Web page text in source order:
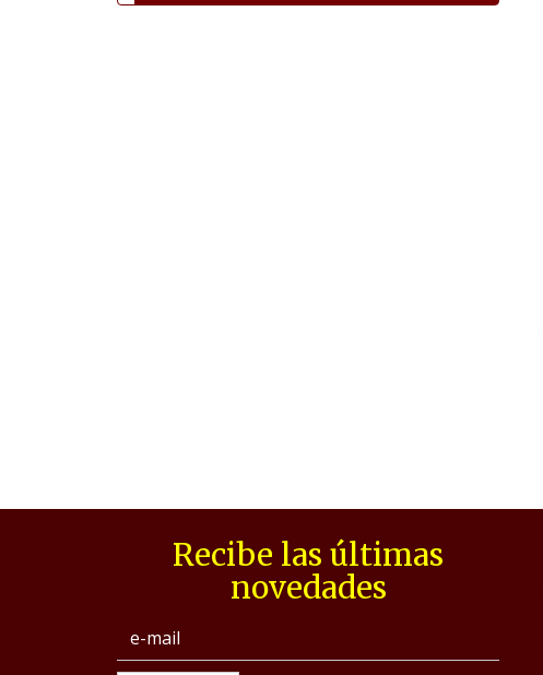
Recibe las últimas
novedades